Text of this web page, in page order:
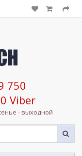
750
Viber
- выходной